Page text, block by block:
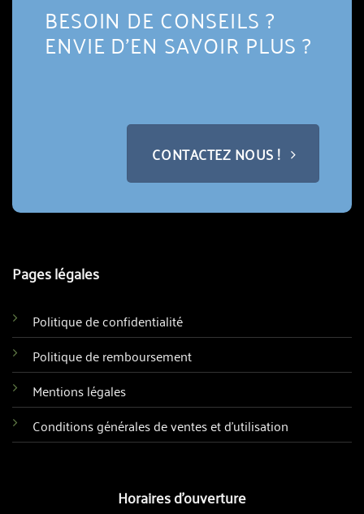
BESOIN DE CONSEILS ?
ENVIE D'EN SAVOIR PLUS ?
CONTACTEZ NOUS !
Pages légales
Politique de confidentialité
Politique de remboursement
Mentions légales
Conditions générales de ventes et d'utilisation
Horaires d'ouverture